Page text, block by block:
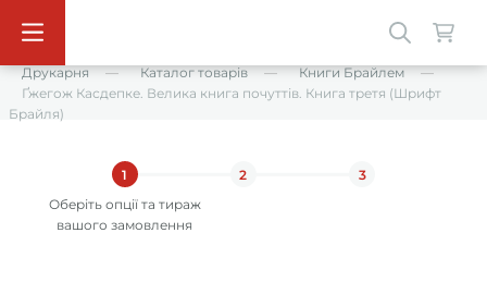
Друкарня Каталог товарів
Книги Брайлем
Ґжегож Касдепке. Велика книга почуттів. Книга третя (Шрифт
Брайля)
1
Оберіть опції та тираж
вашого замовлення
2 3